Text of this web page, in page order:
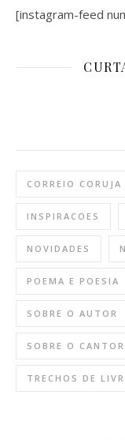
[instagram-feed
CORREIO CORUJA
INSPIRACOES
NOVIDADES
POEMA E POESIA
SOBRE O AUTOR
SOBRE O
TRECHOS DE